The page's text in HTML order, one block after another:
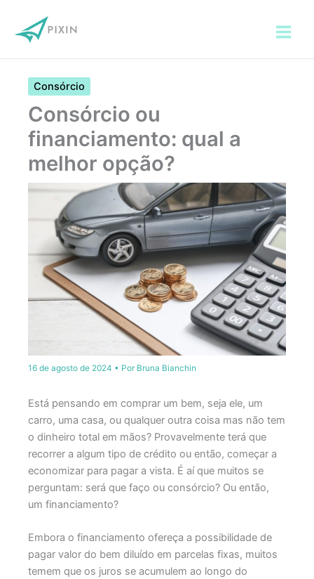
para
Consórcio
Consórcio ou
financiamento: qual a
melhor opção?
16 de agosto de 2024 • Por Bruna Bianchin
Está pensando em comprar um bem, seja ele, um
carro, uma casa, ou qualquer outra coisa mas não tem
o dinheiro total em mãos? Provavelmente terá que
recorrer a algum tipo de crédito ou então, começar a
economizar para pagar a vista. É aí que muitos se
perguntam: será que faço ou consórcio? Ou então,
um financiamento?
Embora o financiamento ofereça a possibilidade de
pagar valor do bem diluído em parcelas fixas, muitos
temem que os juros se acumulem ao longo do